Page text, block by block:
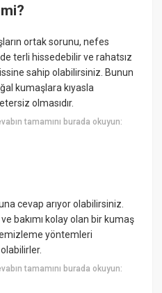
ortak sorunu, nefes
terli hissedebilir ve rahatsız
sahip olabilirsiniz. Bunun
kumaşlara kıyasla
olmasıdır.
tamamını burada okuyun:
cevap arıyor olabilirsiniz.
bakımı kolay olan bir kumaş
yöntemleri
tamamını burada okuyun: